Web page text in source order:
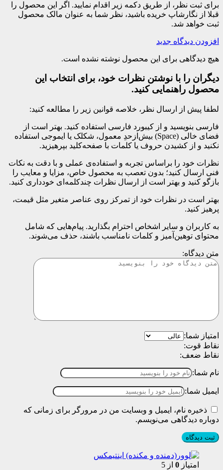
برای ثبت نظر، از طریق دکمه زیر اقدام نمایید. اگر این محصول را
قبلا از نگارشاپ خریده باشید، نظر شما به عنوان مالک محصول
ثبت خواهد شد.
افزودن دیدگاه جدید
هیچ دیدگاهی برای این محصول نوشته نشده است.
دیگران را با نوشتن نظرات خود، برای انتخاب این
محصول راهنمایی کنید.
لطفا پیش از ارسال نظر، خلاصه قوانین زیر را مطالعه کنید:
فارسی بنویسید و از کیبورد فارسی استفاده کنید. بهتر است از
فضای خالی (Space) بیش‌از‌حدِ معمول، شکلک یا ایموجی استفاده
نکنید و از کشیدن حروف یا کلمات با صفحه‌کلید بپرهیزید.
نظرات خود را براساس تجربه و استفاده‌ی عملی و با دقت به نکات
فنی ارسال کنید؛ بدون تعصب به محصول خاص، مزایا و معایب را
بازگو کنید و بهتر است از ارسال نظرات چندکلمه‌‌ای خودداری کنید.
بهتر است در نظرات خود از تمرکز روی عناصر متغیر مثل قیمت،
پرهیز کنید.
به کاربران و سایر اشخاص احترام بگذارید. پیام‌هایی که شامل
محتوای توهین‌آمیز و کلمات نامناسب باشند، حذف می‌شوند.
متن دیدگاه:
امتیاز شما:
نقاط قوت:
نقاط ضعف:
نام شما:
ایمیل شما:
ذخیره نام، ایمیل و وبسایت من در مرورگر برای زمانی که
دوباره دیدگاهی می‌نویسم.
امتیاز 0 از 5